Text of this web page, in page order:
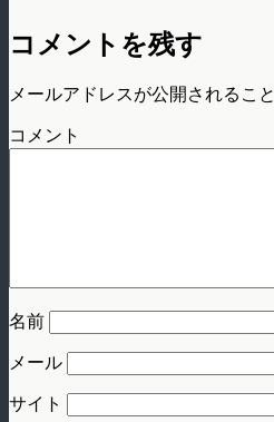
コメントを残す
メールアドレスが公開されるこ
コメント
名前
メール
サイト